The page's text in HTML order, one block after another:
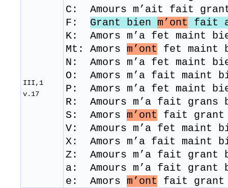
III,1
v.17
C: Amours m’ait fait
F: Grant bien m’ont fait
K: Amors m’a fet maint
Mt: Amors m’ont fet maint
N: Amors m’a fet maint
O: Amors m’a fait maint
P: Amors m’a fet maint
R: Amours m’a fait
S: Amors m’ont fait
V: Amours m’a fet maint
​X: Amors m’a fait maint
Z: Amours m’a fait grant
a: Amours m’a fait grant
e: Amors m’ont fait